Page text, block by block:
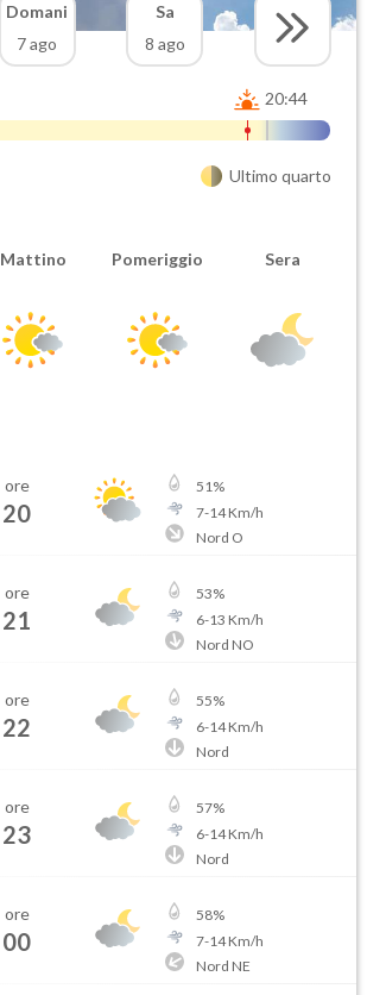
Domani
7 ago
Sa
8 ago
20:44
Ultimo quarto
Mattino Pomeriggio Sera
ore
20
51%
7-14Km/h
Nord O
ore
21
53%
6-13 Km/h
Nord NO
ore
22
55%
6-14Km/h
Nord
ore
23
57%
6-14Km/h
Nord
ore
00
58%
7-14Km/h
Nord NE